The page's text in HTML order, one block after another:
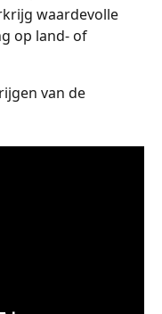
waardevolle
op land- of
van de